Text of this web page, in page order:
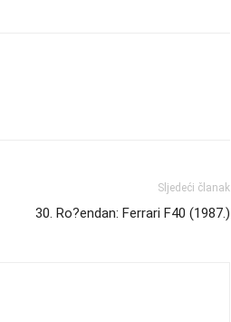
Sljedeći članak
30. Ro?endan: Ferrari F40 (1987.)